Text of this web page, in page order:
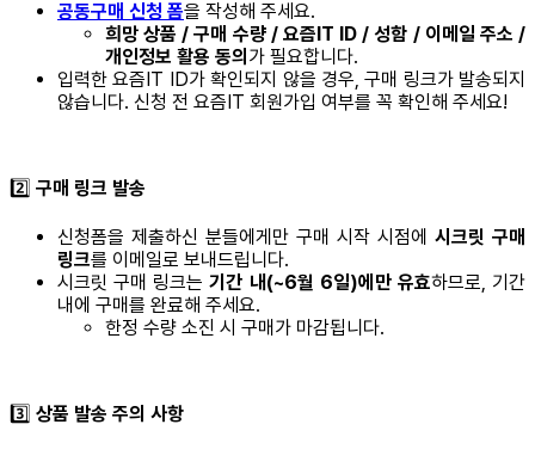
공동구매 신청 폼을 작성해 주세요.
희망 상품 / 구매 수량 / 요즘IT ID / 성함 / 이메일 주소 /
개인정보 활용 동의 가 필요합니다.
입력한 요즘IT ID가 확인되지 않을 경우, 구매 링크가 발송되지
않습니다. 신청 전 요즘IT 회원가입 여부를 꼭 확인해 주세요!
2️⃣ 구매 링크 발송
신청폼을 제출하신 분들에게만 구매 시작 시점에 시크릿 구매
링크를 이메일로 보내드립니다.
시크릿 구매 링크는기간 내(~6월 6일)에만 유효하므로, 기간
내에 구매를 완료해 주세요.
한정 수량 소진 시 구매가 마감됩니다.
3️⃣ 상품 발송 주의 사항